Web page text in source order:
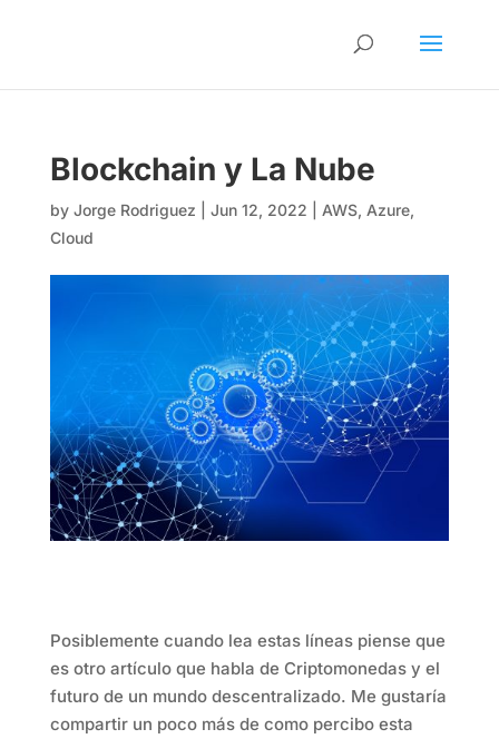
Blockchain y La Nube
by Jorge Rodriguez Jun 12, 2022 AWS, Azure,
Cloud
Posiblemente cuando lea estas líneas piense que
es otro artículo que habla de Criptomonedas y el
futuro de un mundo descentralizado. Me gustaría
compartir un poco más de como percibo esta